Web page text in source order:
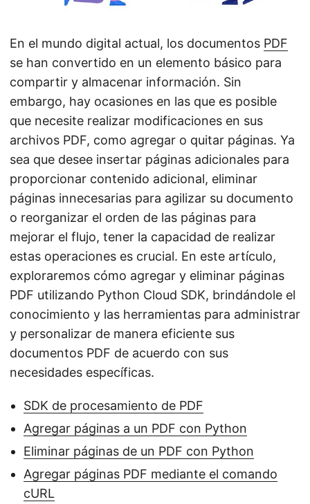
En el mundo digital actual, los documentos PDF
se han convertido en un elemento básico para
compartir y almacenar información. Sin
embargo, hay ocasiones en las que es posible
que necesite realizar modificaciones en sus
archivos PDF, como agregar o quitar páginas. Ya
sea que desee insertar páginas adicionales para
proporcionar contenido adicional, eliminar
páginas innecesarias para agilizar su documento
o reorganizar el orden de las páginas para
mejorar el flujo, tener la capacidad de realizar
estas operaciones es crucial. En este artículo,
exploraremos cómo agregar y eliminar páginas
PDF utilizando Python Cloud SDK, brindándole el
conocimiento y las herramientas para administrar
y personalizar de manera eficiente sus
documentos PDF de acuerdo con sus
necesidades específicas.
SDK de procesamiento de PDF
Agregar páginas a un PDF con Python
Eliminar páginas de un PDF con Python
Agregar páginas PDF mediante el comando
cURL